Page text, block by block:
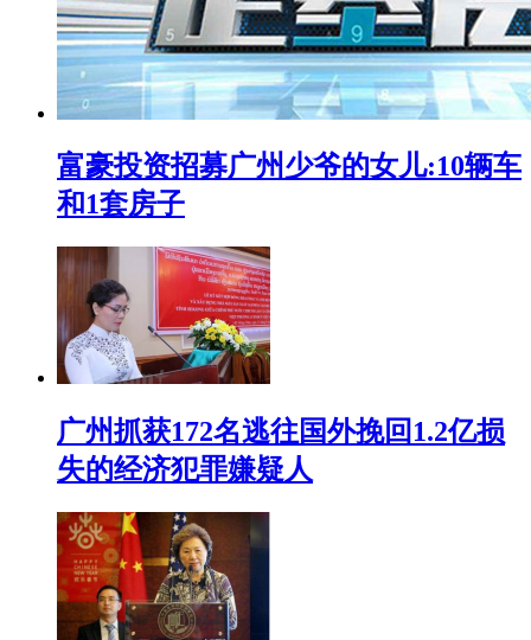
富豪投资招募广州少爷的女儿:10辆车
和1套房子
广州抓获172名逃往国外挽回1.2亿损
失的经济犯罪嫌疑人